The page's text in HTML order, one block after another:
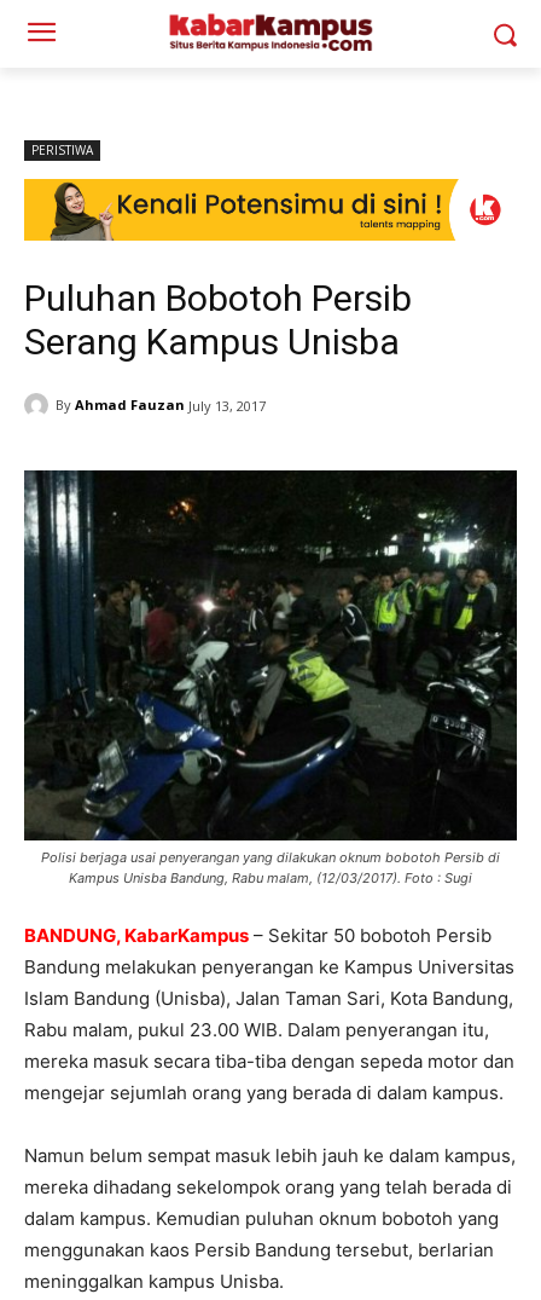
PERISTIWA
Puluhan Bobotoh Persib
Serang Kampus Unisba
By Ahmad Fauzan July 13, 2017
Polisi berjaga usai penyerangan yang dilakukan oknum bobotoh Persib di
Kampus Unisba Bandung, Rabu malam, (12/03/2017). Foto : Sugi
BANDUNG, KabarKampus – Sekitar 50 bobotoh Persib
Bandung melakukan penyerangan ke Kampus Universitas
Islam Bandung (Unisba), Jalan Taman Sari, Kota Bandung,
Rabu malam, pukul 23.00 WIB. Dalam penyerangan itu,
mereka masuk secara tiba-tiba dengan sepeda motor dan
mengejar sejumlah orang yang berada di dalam kampus.
Namun belum sempat masuk lebih jauh ke dalam kampus,
mereka dihadang sekelompok orang yang telah berada di
dalam kampus. Kemudian puluhan oknum bobotoh yang
menggunakan kaos Persib Bandung tersebut, berlarian
meninggalkan kampus Unisba.